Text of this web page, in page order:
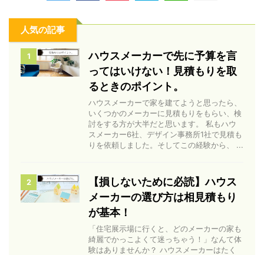
人気の記事
1
ハウスメーカーで先に予算を言
ってはいけない！見積もりを取
るときのポイント。
ハウスメーカーで家を建てようと思ったら、
いくつかのメーカーに見積もりをもらい、検
討をする方が大半だと思います。 私もハウ
スメーカー6社、デザイン事務所1社で見積も
りを依頼しました。そしてこの経験から、 ...
2
【損しないために必読】ハウス
メーカーの選び方は相見積もり
が基本！
「住宅展示場に行くと、どのメーカーの家も
綺麗でかっこよくて迷っちゃう！」なんて体
験はありませんか？ ハウスメーカーはたく